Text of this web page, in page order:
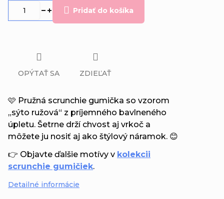
cena:
Pridať do košíka
🩷 Pružná scrunchie gumička so vzorom
„sýto ružová“ z príjemného bavlneného
úpletu. Šetrne drží chvost aj vrkoč a
môžete ju nosiť aj ako štýlový náramok. 😊
👉 Objavte ďalšie motívy v kolekcii
scrunchie gumičiek.
Detailné informácie
OPÝTAŤ SA ZDIEĽAŤ